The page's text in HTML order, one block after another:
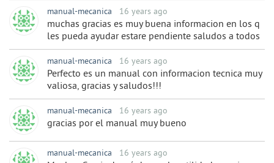
manual-mecanica 16 years ago
muchas gracias es muy buena informacion en los q
les pueda ayudar estare pendiente saludos a todos
manual-mecanica 16 years ago
Perfecto es un manual con informacion tecnica muy
valiosa, gracias y saludos!!!
manual-mecanica 16 years ago
gracias por el manual muy bueno
manual-mecanica 16 years ago